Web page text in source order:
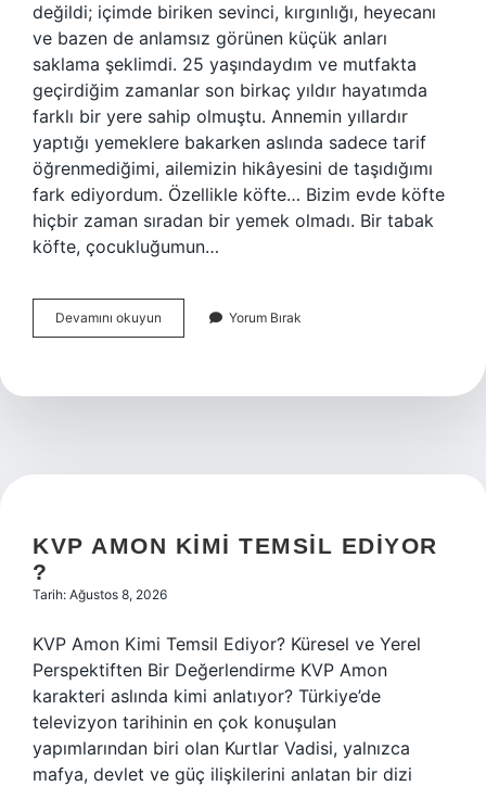
değildi; içimde biriken sevinci, kırgınlığı, heyecanı
ve bazen de anlamsız görünen küçük anları
saklama şeklimdi. 25 yaşındaydım ve mutfakta
geçirdiğim zamanlar son birkaç yıldır hayatımda
farklı bir yere sahip olmuştu. Annemin yıllardır
yaptığı yemeklere bakarken aslında sadece tarif
öğrenmediğimi, ailemizin hikâyesini de taşıdığımı
fark ediyordum. Özellikle köfte… Bizim evde köfte
hiçbir zaman sıradan bir yemek olmadı. Bir tabak
köfte, çocukluğumun…
Devamını okuyun
harcına
mu
Yorum Bırak
KVP AMON KIMI TEMSIL EDIYOR
?
Tarih: Ağustos 8, 2026
KVP Amon Kimi Temsil Ediyor? Küresel ve Yerel
Perspektiften Bir Değerlendirme KVP Amon
karakteri aslında kimi anlatıyor? Türkiye’de
televizyon tarihinin en çok konuşulan
yapımlarından biri olan Kurtlar Vadisi, yalnızca
mafya, devlet ve güç ilişkilerini anlatan bir dizi